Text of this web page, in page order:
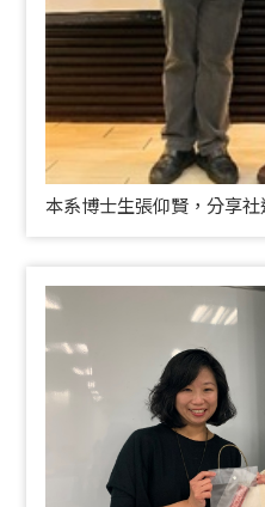
本系博士生張仰賢，分享